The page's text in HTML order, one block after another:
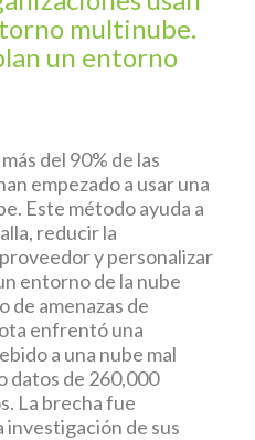
multinube.
un entorno
del 90% de las
empezado a usar una
Este método ayuda a
reducir la
y personalizar
entorno de la nube
de amenazas de
enfrentó una
a una nube mal
datos de 260,000
La brecha fue
de sus